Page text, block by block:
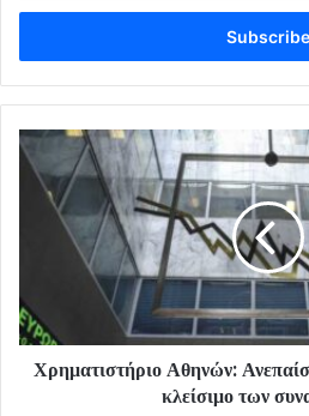
Email
Χρηματιστήριο Αθηνών:
κλείσιμο των